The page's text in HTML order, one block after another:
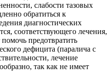
слабости тазовых
обратиться к
диагностических
соответствующего лечения,
предотвратить
дефицита (паралича с
лечение
так как не имеет